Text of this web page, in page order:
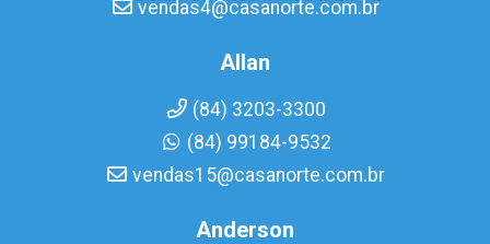
vendas4@casanorte.com.br
Allan
(84) 3203-3300
(84) 99184-9532
vendas15@casanorte.com.br
Anderson